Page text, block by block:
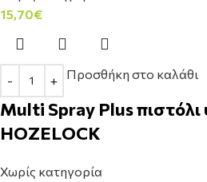
15,70€
Προσθήκη στο καλάθι
Multi Spray Plus
HOZELOCK
Χωρίς κατηγορία